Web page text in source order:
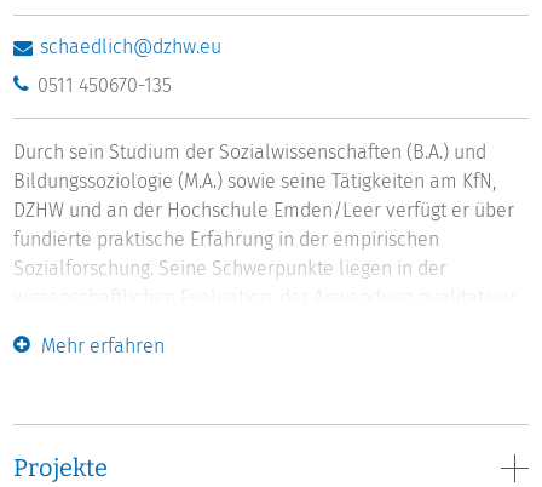
schaedlich@dzhw.eu
0511 450670-135
Durch sein Studium der Sozialwissenschaften (B.A.) und
Bildungssoziologie (M.A.) sowie seine Tätigkeiten am KfN,
DZHW und an der Hochschule Emden/Leer verfügt er über
fundierte praktische Erfahrung in der empirischen
Sozialforschung. Seine Schwerpunkte liegen in der
wissenschaftlichen Evaluation, der Anwendung qualitativer
Aktuell arbeitet er am DZHW im Projekt Nacaps.
Mehr erfahren
Projekte